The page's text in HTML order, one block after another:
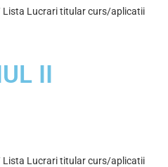
Lista Lucrari titular curs/aplicatii
II
Lista Lucrari titular curs/aplicatii